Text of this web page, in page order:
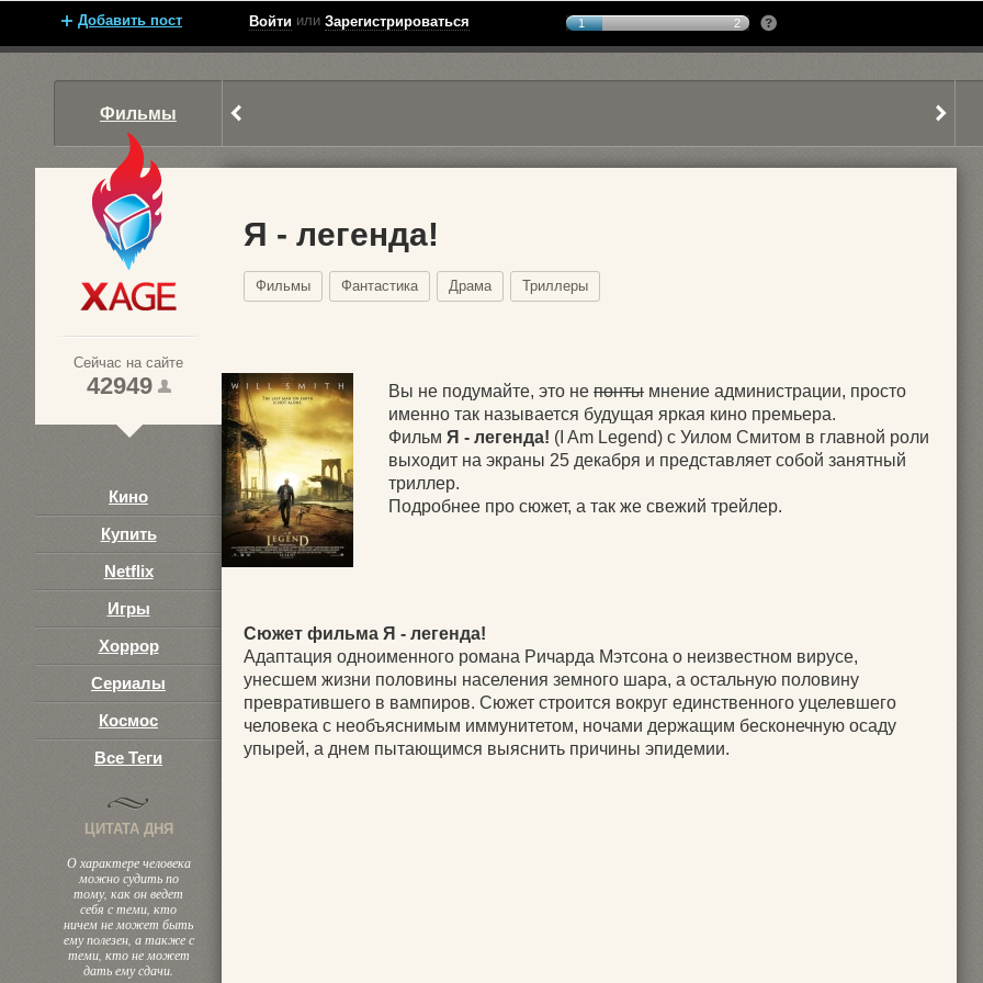
Добавить пост Войти или Зарегистрироваться 1 2
Фильмы
1
Сейчас на сайте
42949
Кино
Купить
Netflix
Игры
Хоррор
Сериалы
Космос
Все Теги
ЦИТАТА ДНЯ
О характере человека
можно судить по
тому, как он ведет
себя с теми, кто
ничем не может быть
ему полезен, а также с
теми, кто не может
дать ему сдачи.
Я - легенда!
Фильмы Фантастика Драма Триллеры
Вы не подумайте, это не понты мнение администрации, просто
именно так называется будущая яркая кино премьера.
Фильм Я - легенда! (I Am Legend) с Уилом Смитом в главной роли
выходит на экраны 25 декабря и представляет собой занятный
триллер.
Подробнее про сюжет, а так же свежий трейлер.
Сюжет фильма Я - легенда!
Адаптация одноименного романа Ричарда Мэтсона о неизвестном вирусе,
унесшем жизни половины населения земного шара, а остальную половину
превратившего в вампиров. Сюжет строится вокруг единственного уцелевшего
человека с необъяснимым иммунитетом, ночами держащим бесконечную осаду
упырей, а днем пытающимся выяснить причины эпидемии.